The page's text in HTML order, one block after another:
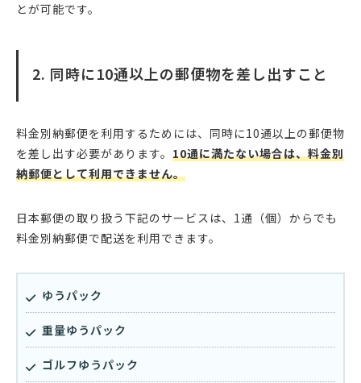
とが可能です。
2. 同時に10通以上の郵便物を差し出すこと
料金別納郵便を利用するためには、同時に10通以上の郵便物
を差し出す必要があります。 10通に満たない場合は、料金別
納郵便として利用できません。
日本郵便の取り扱う下記のサービスは、1通（個）からでも
料金別納郵便で配送を利用できます。
ゆうパック
重量ゆうパック
ゴルフゆうパック